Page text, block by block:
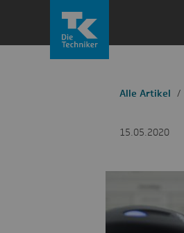
Alle Artikel
15.05.2020